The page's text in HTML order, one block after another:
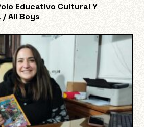
Educativo Cultural Y
All Boys